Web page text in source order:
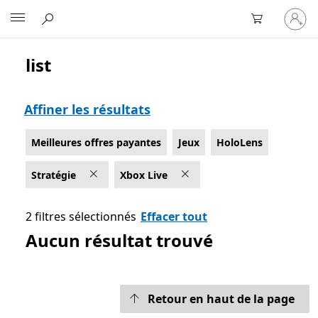
vous
à
Liste Microsoft.com
list
Affiner les résultats
Meilleures offres payantes Jeux HoloLens
Stratégie Xbox Live
2 filtres sélectionnés Effacer tout
Aucun résultat trouvé
Retour en haut de la page